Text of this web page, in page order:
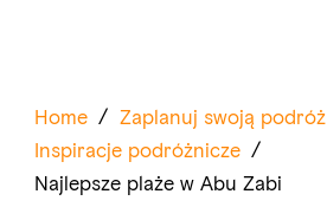
Home / Zaplanuj swoją podróż
Inspiracje podróżnicze /
Najlepsze plaże w Abu Zabi